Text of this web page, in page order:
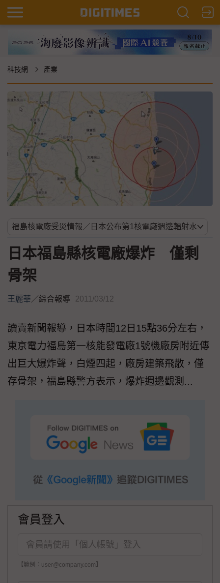
科技網 產業
日本福島縣核電廠爆炸 僅剩
骨架
王麗華 ／綜合報導 2011/03/12
讀賣新聞報導，日本時間12日15點36分左右，
東京電力福島第一核能發電廠1號機廠房附近傳
出巨大爆炸聲，白煙四起，廠房建築飛散，僅
存骨架，福島縣警方表示，爆炸週邊觀測...
會員登入
【範例：user@company.com】